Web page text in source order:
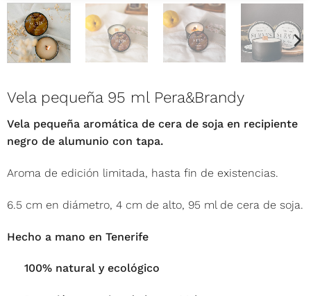
Vela pequeña 95 ml Pera&Brandy
Vela pequeña aromática de cera de soja en recipiente
negro de alumunio con tapa.
Aroma de edición limitada, hasta fin de existencias.
6.5 cm en diámetro, 4 cm de alto, 95 ml de cera de soja.
Hecho a mano en Tenerife
100% natural y ecológico